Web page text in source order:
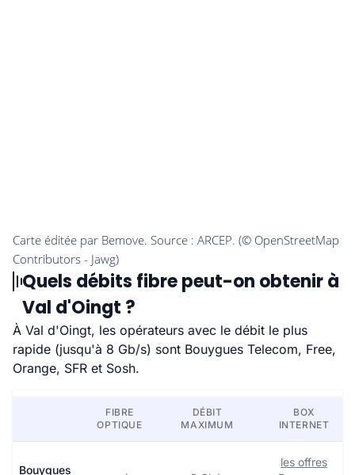
Quels débits fibre peut-on obtenir à
Val d'Oingt ?
À Val d'Oingt, les opérateurs avec le débit le plus
rapide (jusqu'à 8 Gb/s) sont Bouygues Telecom, Free,
Orange, SFR et Sosh.
FIBRE
OPTIQUE
DÉBIT
MAXIMUM
BOX
INTERNET
Bouygues
les offres